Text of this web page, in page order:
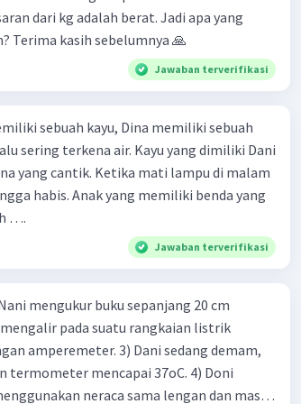
dari kg adalah berat. Jadi apa yang
Terima kasih sebelumnya 🙏
Jawaban terverifikasi
sebuah kayu, Dina memiliki sebuah
sering terkena air. Kayu yang dimiliki Dani
yang cantik. Ketika mati lampu di malam
habis. Anak yang memiliki benda yang
….
Jawaban terverifikasi
mengukur buku sepanjang 20 cm
pada suatu rangkaian listrik
amperemeter. 3) Dani sedang demam,
termometer mencapai 37oC. 4) Doni
neraca sama lengan dan massa